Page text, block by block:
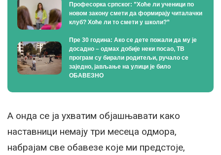
Професорка српског: ”Хоће ли ученици по
новом закону смети да формирају читалачки
клуб? Хоће ли то смети у школи?”
Пре 30 година: Ако се дете пожали да му је
досадно – одмах добије неки посао, ТВ
програм су бирали родитељи, ручало се
заједно, јављање на улици је било
ОБАВЕЗНО
А онда се ја ухватим објашњавати како
наставници немају три месеца одмора,
набрајам све обавезе које ми предстоје,